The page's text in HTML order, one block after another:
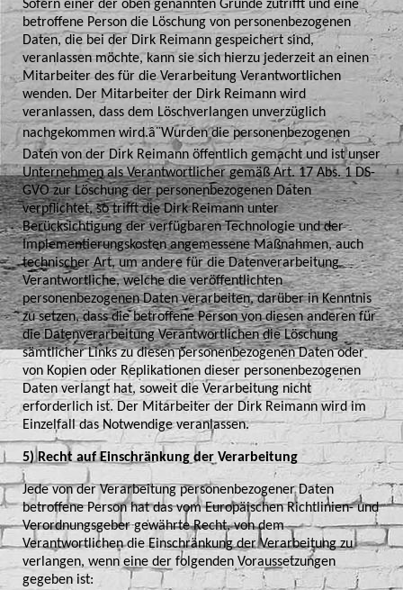
Sofern einer der oben genannten Gründe zutrifft und eine
betroffene Person die Löschung von personenbezogenen
Daten, die bei der Dirk Reimann gespeichert sind,
veranlassen möchte, kann sie sich hierzu jederzeit an einen
Mitarbeiter des für die Verarbeitung Verantwortlichen
wenden. Der Mitarbeiter der Dirk Reimann wird
veranlassen, dass dem Löschverlangen unverzüglich
nachgekommen wird.â¨Wurden die personenbezogenen
Daten von der Dirk Reimann öffentlich gemacht und ist unser
Unternehmen als Verantwortlicher gemäß Art. 17 Abs. 1 DS-
GVO zur Löschung der personenbezogenen Daten
verpflichtet, so trifft die Dirk Reimann unter
Berücksichtigung der verfügbaren Technologie und der
Implementierungskosten angemessene Maßnahmen, auch
technischer Art, um andere für die Datenverarbeitung
Verantwortliche, welche die veröffentlichten
personenbezogenen Daten verarbeiten, darüber in Kenntnis
zu setzen, dass die betroffene Person von diesen anderen für
die Datenverarbeitung Verantwortlichen die Löschung
sämtlicher Links zu diesen personenbezogenen Daten oder
von Kopien oder Replikationen dieser personenbezogenen
Daten verlangt hat, soweit die Verarbeitung nicht
erforderlich ist. Der Mitarbeiter der Dirk Reimann wird im
Einzelfall das Notwendige veranlassen.
5) Recht auf Einschränkung der Verarbeitung
Jede von der Verarbeitung personenbezogener Daten
betroffene Person hat das vom Europäischen Richtlinien- und
Verordnungsgeber gewährte Recht, von dem
Verantwortlichen die Einschränkung der Verarbeitung zu
verlangen, wenn eine der folgenden Voraussetzungen
gegeben ist: